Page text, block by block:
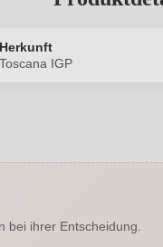
Herkunft
Toscana IGP
bei ihrer Entscheidung.